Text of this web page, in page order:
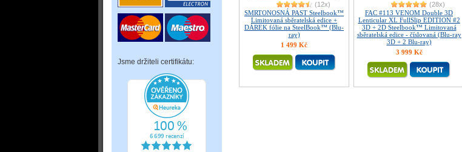
Jsme držiteli certifikátu:
(12x)
SMRTONOSNÁ PAST Steelbook™
Limitovaná sběratelská edice +
DÁREK fólie na SteelBook™ (Blu-
ray)
1 499 Kč
(28x)
FAC #113 VENOM Double 3D
Lenticular XL FullSlip EDITION #2
3D + 2D Steelbook™ Limitovaná
sběratelská edice - číslovaná (Blu-ray
3D + 2 Blu-ray)
3 999 Kč